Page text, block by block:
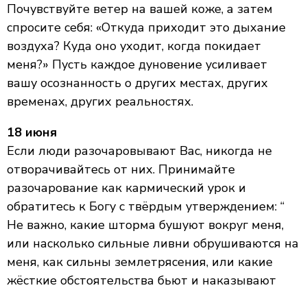
Почувствуйте ветер на вашей коже, а затем
спросите себя: «Откуда приходит это дыхание
воздуха? Куда оно уходит, когда покидает
меня?» Пусть каждое дуновение усиливает
вашу осознанность о других местах, других
временах, других реальностях.
18 июня
Если люди разочаровывают Вас, никогда не
отворачивайтесь от них. Принимайте
разочарование как кармический урок и
обратитесь к Богу с твёрдым утверждением: “
Не важно, какие шторма бушуют вокруг меня,
или насколько сильные ливни обрушиваются на
меня, как сильны землетрясения, или какие
жёсткие обстоятельства бьют и наказывают